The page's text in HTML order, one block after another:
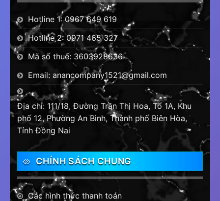
Hotline 1: 0967 649 619
Hotline 2: 0971 465 327
Mã số thuế: 3603928636
Email: anancompany1521@gmail.com
Địa chỉ: 111/18, Đường Trần Thị Hoa, Tổ 1A, Khu
phố 12, Phường An Bình, Thành phố Biên Hòa,
Tỉnh Đồng Nai
CHÍNH SÁCH CHUNG
Các hình thức thanh toán